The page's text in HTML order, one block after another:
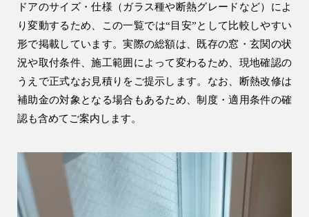
ドアのサイズ・仕様（ガラス種や断熱グレードなど）によ
り変動するため、この一覧では“目安”として比較しやすい
形で掲載しています。実際の総額は、既存の窓・玄関の状
況や取付条件、施工範囲によって変わるため、現地確認の
うえで正式なお見積りをご提示します。なお、断熱改修は
補助金の対象となる場合もあるため、制度・適用条件の確
認も含めてご案内します。